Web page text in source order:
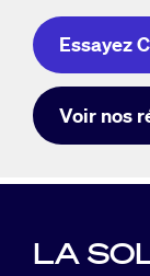
Essayez
Voir nos
LA